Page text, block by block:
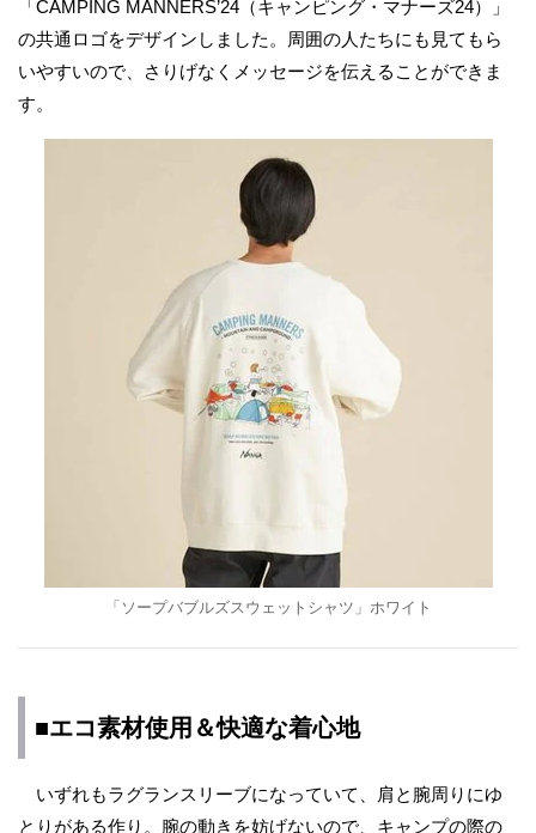
「CAMPING MANNERS’24（キャンピング・マナーズ24）」
の共通ロゴをデザインしました。周囲の人たちにも見てもら
いやすいので、さりげなくメッセージを伝えることができま
す。
「ソープバブルズスウェットシャツ」ホワイト
■エコ素材使用＆快適な着心地
いずれもラグランスリーブになっていて、肩と腕周りにゆ
とりがある作り。腕の動きを妨げないので、キャンプの際の